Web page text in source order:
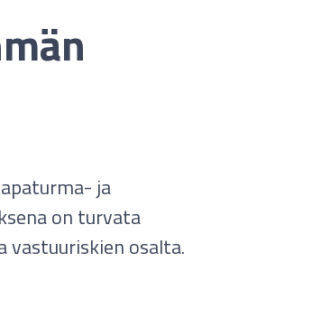
ja
on turvata
vastuuriskien osalta.